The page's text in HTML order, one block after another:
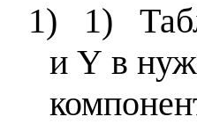
1)
1)
и Y в